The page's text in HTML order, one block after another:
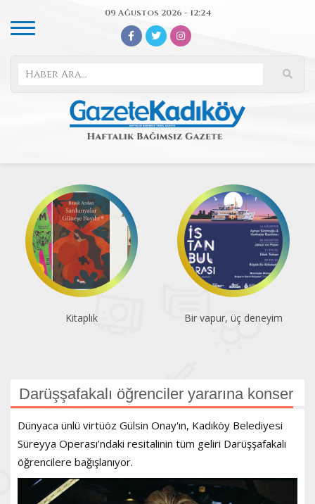
09 Ağustos 2026 - 12:24
Kitaplık Bir vapur, üç deneyim
Darüşşafakalı öğrenciler yararına konser
Dünyaca ünlü virtüöz Gülsin Onay'ın, Kadıköy Belediyesi
Süreyya Operası’ndaki resitalinin tüm geliri Darüşşafakalı
öğrencilere bağışlanıyor.